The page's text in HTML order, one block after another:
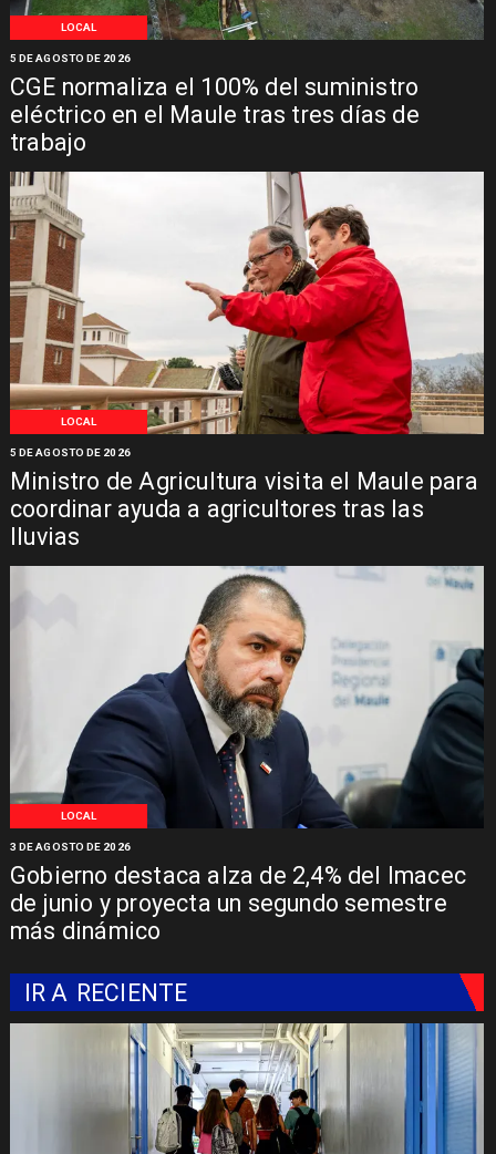
LOCAL
CGE normaliza el 100% del suministro
eléctrico en el Maule tras tres días de
trabajo
5 DE AGOSTO DE 2026
LOCAL
Ministro de Agricultura visita el Maule para
coordinar ayuda a agricultores tras las
lluvias
5 DE AGOSTO DE 2026
LOCAL
Gobierno destaca alza de 2,4% del Imacec
de junio y proyecta un segundo semestre
más dinámico
3 DE AGOSTO DE 2026
IR A RECIENTE